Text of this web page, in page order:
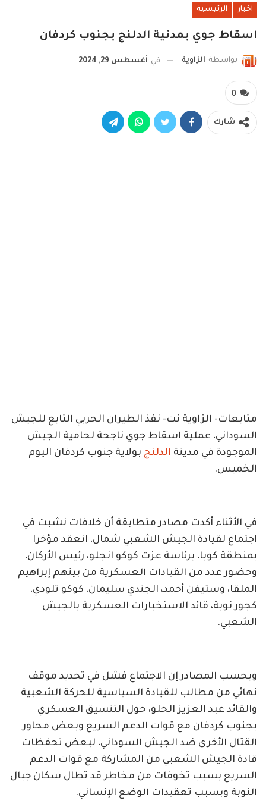
اخبار الرئيسية
اسقاط جوي بمدنية الدلنج بجنوب كردفان
بواسطة الزاوية في أغسطس 29, 2024
0
شارك
متابعات- الزاوية نت- نفذ الطيران الحربي التابع للجيش
السوداني، عملية اسقاط جوي ناجحة لحامية الجيش
الموجودة في مدينة الدلنج بولاية جنوب كردفان اليوم
الخميس.
في الأثناء أكدت مصادر متطابقة أن خلافات نشبت في
اجتماع لقيادة الجيش الشعبي شمال، انعقد مؤخرا
بمنطقة كوبا، برئاسة عزت كوكو انجلو، رئيس الأركان،
وحضور عدد من القيادات العسكرية من بينهم إبراهيم
الملقا، وستيفن أحمد، الجندي سليمان، كوكو تلودي،
كجور نوبة، قائد الاستخبارات العسكرية بالجيش
الشعبي.
وبحسب المصادر إن الاجتماع فشل في تحديد موقف
نهائي من مطالب للقيادة السياسية للحركة الشعبية
والقائد عبد العزيز الحلو، حول التنسيق العسكري
بجنوب كردفان مع قوات الدعم السريع وبعض محاور
القتال الأخرى ضد الجيش السوداني، لبعض تحفظات
قادة الجيش الشعبي من المشاركة مع قوات الدعم
السريع بسبب تخوفات من مخاطر قد تطال سكان جبال
النوبة وبسبب تعقيدات الوضع الإنساني.